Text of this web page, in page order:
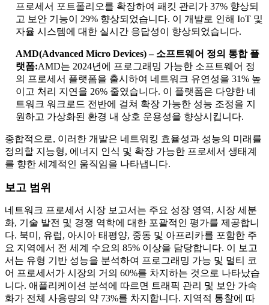
프로세서 포트폴리오를 확장하여 패킷 관리가 37% 향상되
고 보안 기능이 29% 향상되었습니다. 이 개발로 인해 IoT 및
자율 시스템에 대한 실시간 응답성이 향상되었습니다.
AMD(Advanced Micro Devices) – 소프트웨어 정의 통합 플
랫폼:AMD는 2024년에 프로그래밍 가능한 소프트웨어 정
의 프로세서 플랫폼을 출시하여 네트워크 유연성을 31% 높
이고 처리 지연을 26% 줄였습니다. 이 플랫폼은 다양한 네
트워크 워크로드 전반에 걸쳐 확장 가능한 성능 조정을 지
원하고 가상화된 환경 내 상호 운용성을 향상시킵니다.
종합적으로, 이러한 개발은 네트워킹 효율성과 성능의 미래를
정의할 지능형, 에너지 인식 및 확장 가능한 프로세서 생태계
를 향한 세계적인 움직임을 나타냅니다.
보고 범위
네트워크 프로세서 시장 보고서는 주요 성장 영역, 시장 세분
화, 기술 발전 및 경쟁 역학에 대한 포괄적인 평가를 제공합니
다. 북미, 유럽, 아시아 태평양, 중동 및 아프리카를 포함한 주
요 지역에서 전 세계 수요의 85% 이상을 담당합니다. 이 보고
서는 유형 기반 성능을 분석하여 프로그래밍 가능 및 멀티 코
어 프로세서가 시장의 거의 60%를 차지하는 것으로 나타났습
니다. 애플리케이션 분석에 따르면 트래픽 관리 및 보안 가속
화가 전체 사용량의 약 73%를 차지합니다. 지역적 통찰에 따